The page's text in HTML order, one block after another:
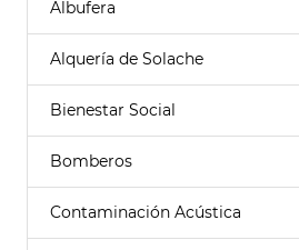
Albufera
Alquería de Solache
Bienestar Social
Bomberos
Contaminación Acústica